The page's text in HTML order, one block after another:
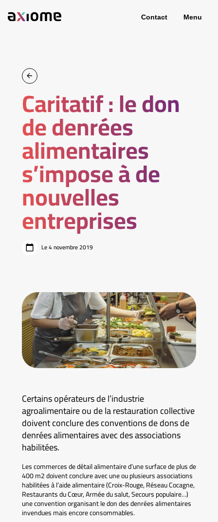
Contact Menu
Caritatif : le don
de denrées
alimentaires
s’impose à de
nouvelles
entreprises
Le 4 novembre 2019
Certains opérateurs de l’industrie
agroalimentaire ou de la restauration collective
doivent conclure des conventions de dons de
denrées alimentaires avec des associations
habilitées.
Les commerces de détail alimentaire d’une surface de plus de
400 m2 doivent conclure avec une ou plusieurs associations
habilitées à l’aide alimentaire (Croix-Rouge, Réseau Cocagne,
Restaurants du Cœur, Armée du salut, Secours populaire…)
une convention organisant le don des denrées alimentaires
invendues mais encore consommables.